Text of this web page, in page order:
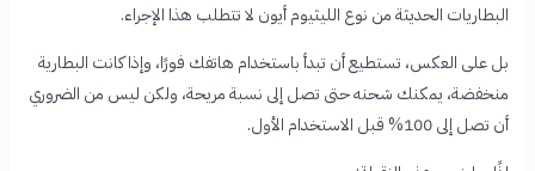
البطاريات الحديثة من نوع الليثيوم أيون لا تتطلب هذا الإجراء.
بل على العكس، تستطيع أن تبدأ باستخدام هاتفك فورًا، وإذا كانت البطارية
منخفضة، يمكنك شحنه حتى تصل إلى نسبة مريحة، ولكن ليس من الضروري
أن تصل إلى 100% قبل الاستخدام الأول.